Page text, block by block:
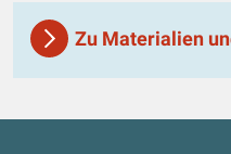
Zu Materialien